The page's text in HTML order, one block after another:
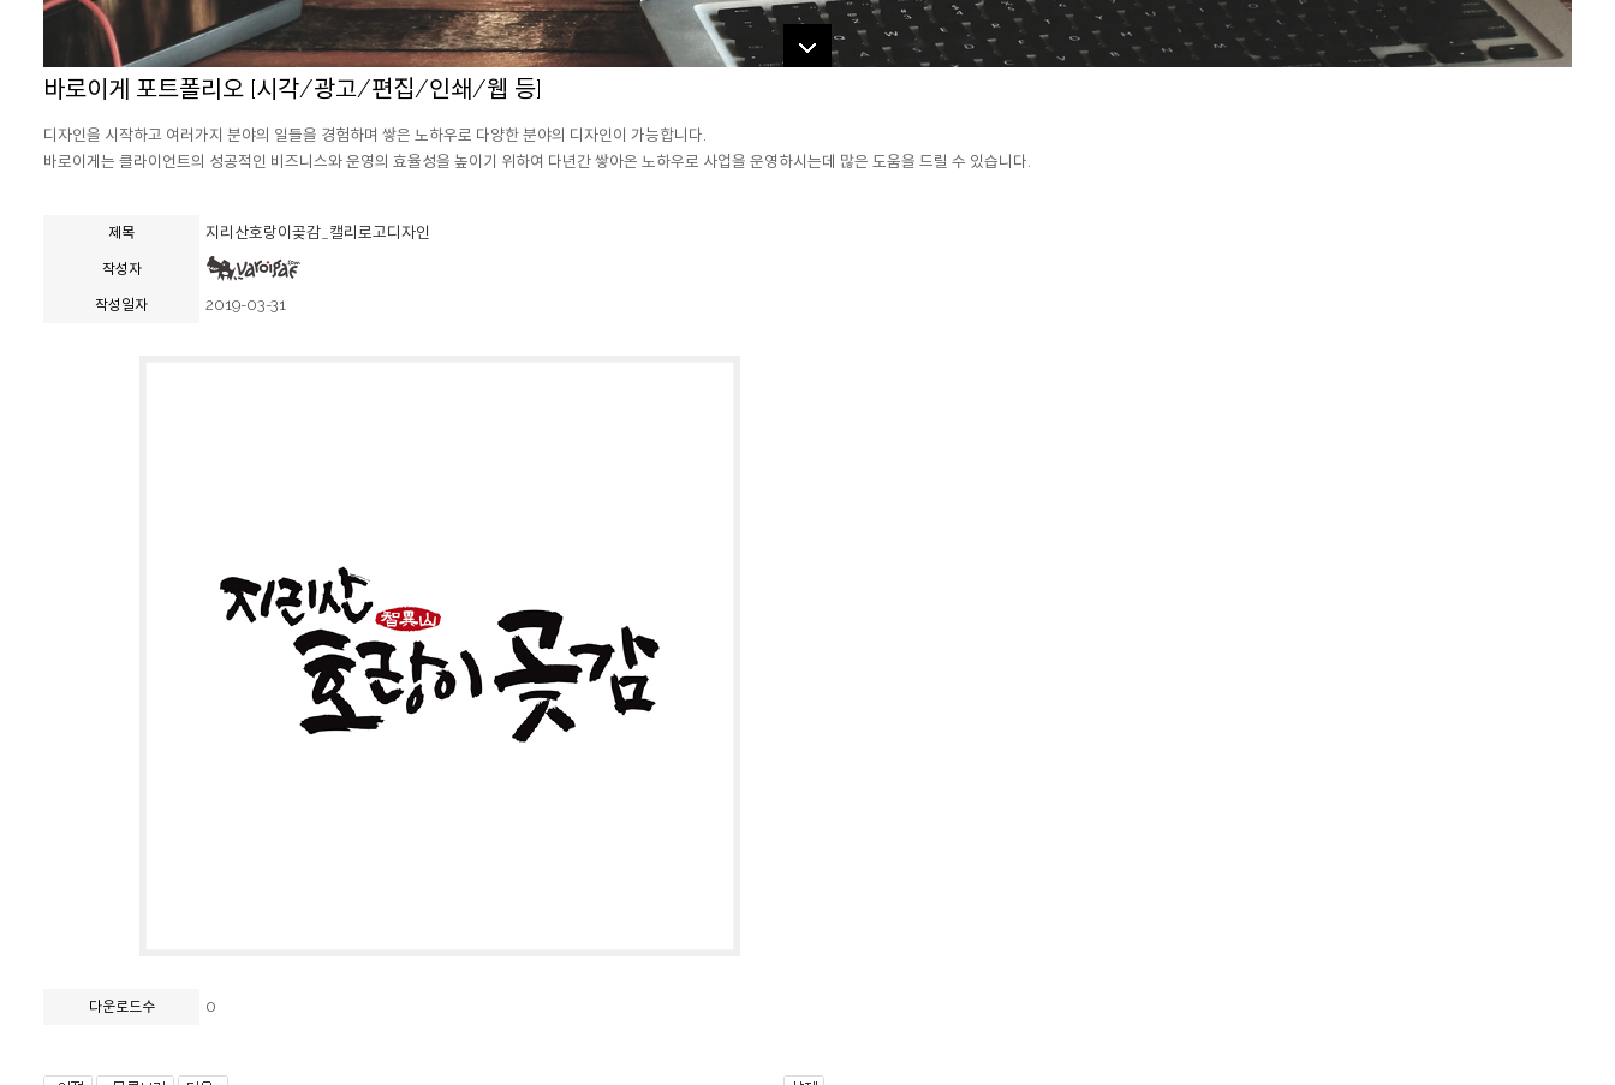
바로이게 포트폴리오 [시각/광고/편집/인쇄/웹 등]
디자인을 시작하고 여러가지 분야의 일들을 경험하며 쌓은 노하우로 다양한 분야의 디자인이 가능합니다.
바로이게는 클라이언트의 성공적인 비즈니스와 운영의 효율성을 높이기 위하여 다년간 쌓아온 노하우로 사업을 운영하시는데 많은 도움을 드릴 수 있습니다.
제목 지리산호랑이곶감_캘리로고디자인
작성자
작성일자 2019-03-31
다운로드수 0